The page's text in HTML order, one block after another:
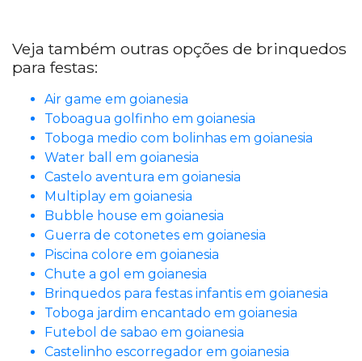
Veja também outras opções de brinquedos
para festas:
Air game em goianesia
Toboagua golfinho em goianesia
Toboga medio com bolinhas em goianesia
Water ball em goianesia
Castelo aventura em goianesia
Multiplay em goianesia
Bubble house em goianesia
Guerra de cotonetes em goianesia
Piscina colore em goianesia
Chute a gol em goianesia
Brinquedos para festas infantis em goianesia
Toboga jardim encantado em goianesia
Futebol de sabao em goianesia
Castelinho escorregador em goianesia